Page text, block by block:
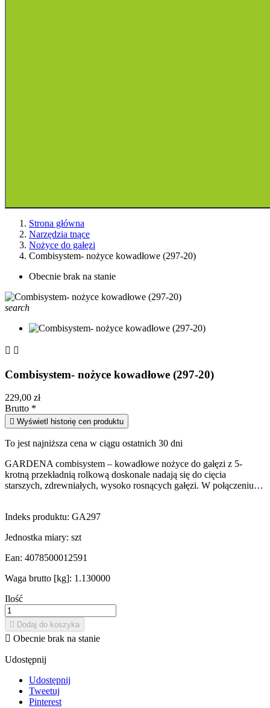
Strona główna
Narzędzia tnące
Nożyce do gałęzi
Combisystem- nożyce kowadłowe (297-20)
Obecnie brak na stanie
search
 
Combisystem- nożyce kowadłowe (297-20)
229,00 zł
Brutto *
 Wyświetl historię cen produktu
To jest najniższa cena w ciągu ostatnich 30 dni
GARDENA combisystem – kowadłowe nożyce do gałęzi z 5-
krotną przekładnią rolkową doskonale nadają się do cięcia
starszych, zdrewniałych, wysoko rosnących gałęzi. W połączeniu…
Indeks produktu: GA297
Jednostka miary: szt
Ean: 4078500012591
Waga brutto [kg]: 1.130000
Ilość
 Dodaj do koszyka
 Obecnie brak na stanie
Udostępnij
Udostępnij
Tweetuj
Pinterest